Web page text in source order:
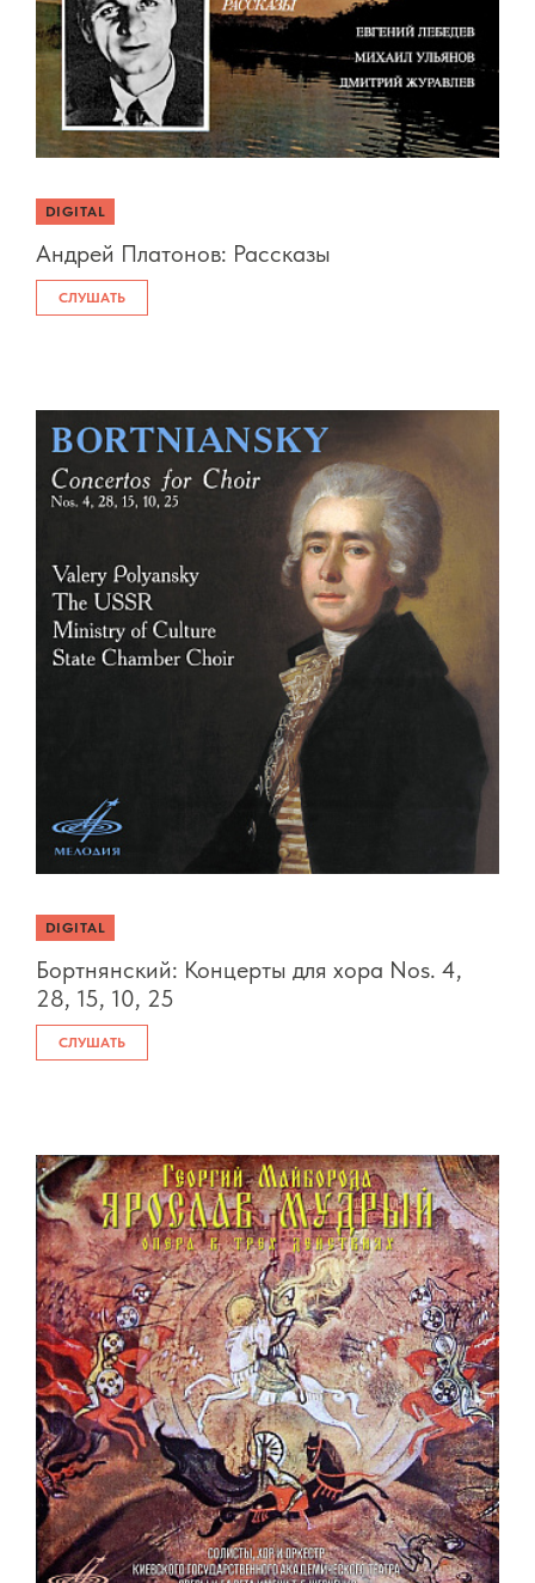
DIGITAL
Андрей Платонов: Рассказы
СЛУШАТЬ
DIGITAL
Бортнянский: Концерты для хора Nos. 4,
28, 15, 10, 25
СЛУШАТЬ